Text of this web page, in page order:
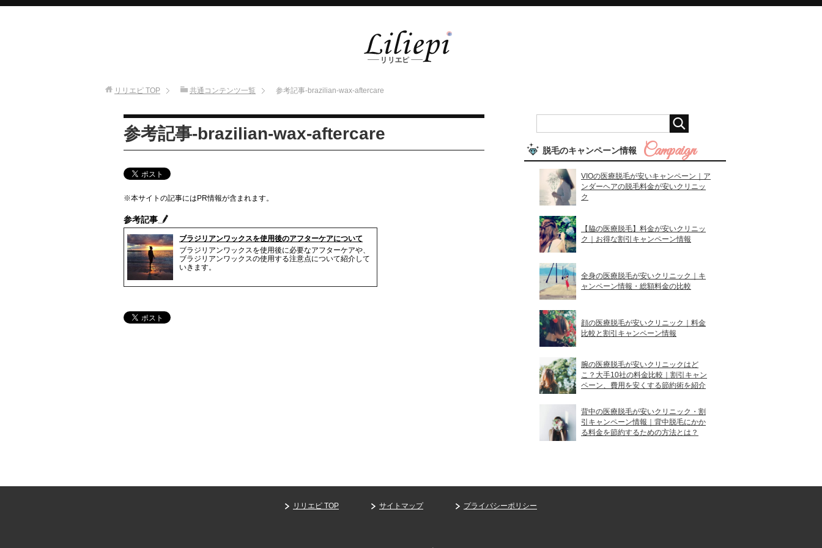
リリエピ TOP 共通コンテンツ一覧 参考記事-brazilian-wax-aftercare
参考記事-brazilian-wax-aftercare
※本サイトの記事にはPR情報が含まれます。
参考記事
ブラジリアンワックスを使用後のアフターケアについて
ブラジリアンワックスを使用後に必要なアフターケアや、
ブラジリアンワックスの使用する注意点について紹介して
いきます。
脱毛のキャンペーン情報
VIOの医療脱毛が安いキャンペーン｜ア
ンダーヘアの脱毛料金が安いクリニッ
ク
【脇の医療脱毛】料金が安いクリニッ
ク｜お得な割引キャンペーン情報
全身の医療脱毛が安いクリニック｜キ
ャンペーン情報・総額料金の比較
顔の医療脱毛が安いクリニック｜料金
比較と割引キャンペーン情報
腕の医療脱毛が安いクリニックはど
こ？大手10社の料金比較｜割引キャン
ペーン、費用を安くする節約術を紹介
背中の医療脱毛が安いクリニック・割
引キャンペーン情報｜背中脱毛にかか
る料金を節約するための方法とは？
リリエピ TOP サイトマップ プライバシーポリシー